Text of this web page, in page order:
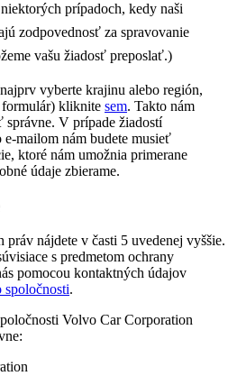
prípadoch, kedy naši
zodpovednosť za spravovanie
vašu žiadosť preposlať.)
vyberte krajinu alebo región,
kliknite sem. Takto nám
V prípade žiadostí
mailom nám budete musieť
ktoré nám umožnia primerane
údaje zbierame.
nájdete v časti 5 uvedenej vyššie.
s predmetom ochrany
pomocou kontaktných údajov
spoločnosti.
Volvo Car Corporation